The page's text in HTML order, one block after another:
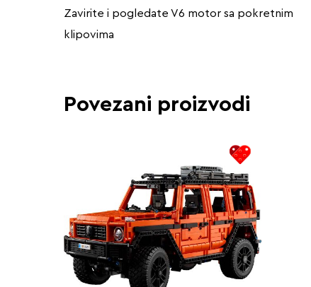
Zavirite i pogledate V6 motor sa pokretnim
klipovima
Povezani proizvodi